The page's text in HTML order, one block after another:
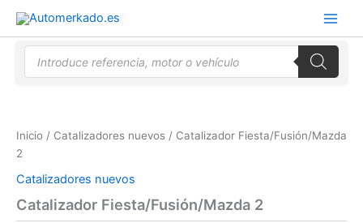
contenido
Búsqueda
Inicio / Catalizadores nuevos / Catalizador Fiesta/Fusión/Mazda
2
Catalizadores nuevos
Catalizador Fiesta/Fusión/Mazda 2